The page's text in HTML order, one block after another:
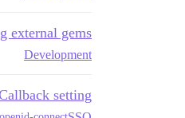
external gems
Development
setting